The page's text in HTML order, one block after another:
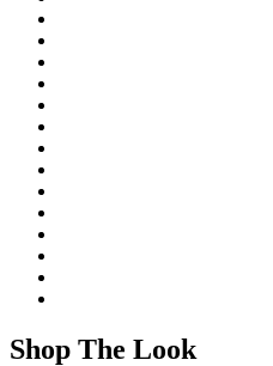
Shop The Look